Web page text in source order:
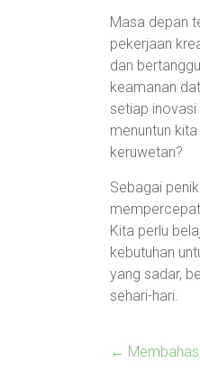
Masa depan
pekerjaan
dan
keamanan
setiap
menuntun
keruwetan?
Sebagai
Kita perlu
kebutuhan
yang sadar,
sehari-hari.
←